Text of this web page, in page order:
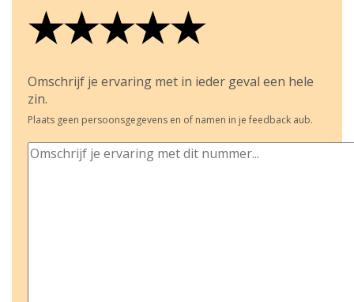
★
★★
★★★
★★★★
★★★★★
Omschrijf je ervaring met in ieder geval een hele
zin.
Plaats geen persoonsgegevens en of namen in je feedback aub.